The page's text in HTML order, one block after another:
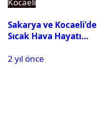
Kocaeli
Sakarya ve Kocaeli’de
Sıcak Hava Hayatı
2 yıl önce